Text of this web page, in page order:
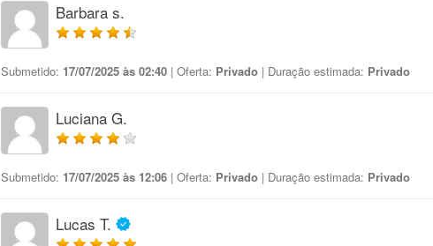
Barbara s.
Submetido: 17/07/2025 às 02:40 | Oferta: Privado | Duração estimada: Privado
Luciana G.
Submetido: 17/07/2025 às 12:06 | Oferta: Privado | Duração estimada: Privado
Lucas T.